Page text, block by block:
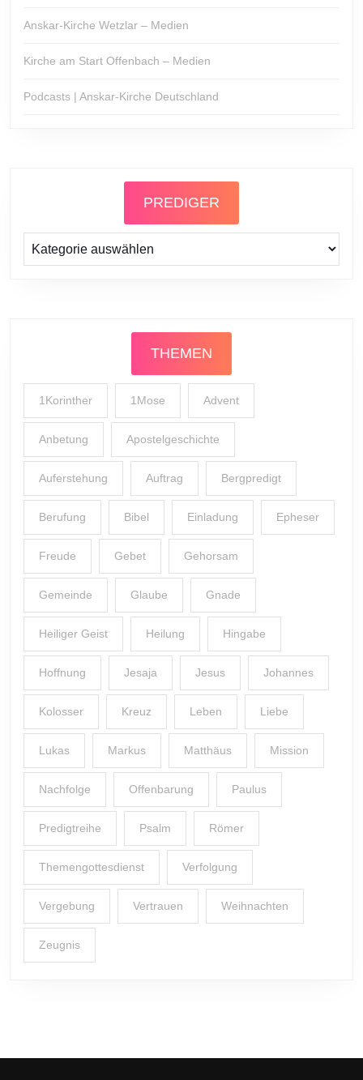
Anskar-Kirche Wetzlar – Medien
Kirche am Start Offenbach – Medien
Podcasts | Anskar-Kirche Deutschland
PREDIGER
Prediger
THEMEN
1Korinther 1Mose Advent
Anbetung Apostelgeschichte
Auferstehung Auftrag Bergpredigt
Berufung Bibel Einladung Epheser
Freude Gebet Gehorsam
Gemeinde Glaube Gnade
Heiliger Geist Heilung Hingabe
Hoffnung Jesaja Jesus Johannes
Kolosser Kreuz Leben Liebe
Lukas Markus Matthäus Mission
Nachfolge Offenbarung Paulus
Predigtreihe Psalm Römer
Themengottesdienst Verfolgung
Vergebung Vertrauen Weihnachten
Zeugnis